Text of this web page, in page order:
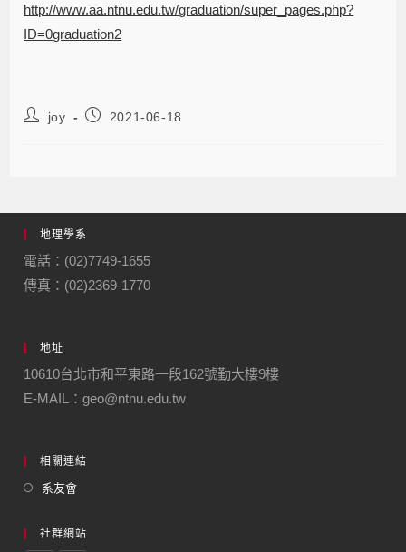
http://www.aa.ntnu.edu.tw/graduation/super_pages.php?
ID=0graduation2
joy 2021-06-18
地理學系
電話：(02)7749-1655
傳真：(02)2369-1770
地址
10610台北市和平東路一段162號勤大樓9樓
E-MAIL：geo@ntnu.edu.tw
相關連結
系友會
社群網站